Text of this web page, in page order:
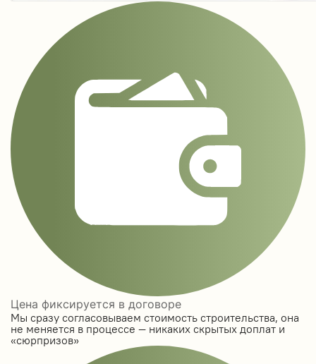
Цена фиксируется в договоре
Мы сразу согласовываем стоимость строительства, она
не меняется в процессе — никаких скрытых доплат и
«сюрпризов»